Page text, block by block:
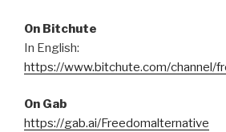
On Bitchute
In English:
https://www.bitchute.com/channel/
On Gab
https://gab.ai/Freedomalternative